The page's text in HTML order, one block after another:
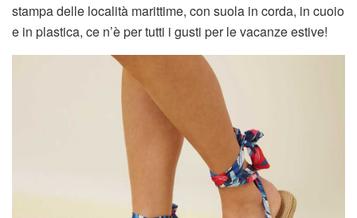
stampa delle località marittime, con suola in corda, in cuoio
e in plastica, ce n’è per tutti i gusti per le vacanze estive!